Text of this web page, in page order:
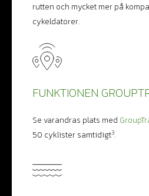
rutten och mycket mer på
cykeldatorer.
FUNKTIONEN
Se varandras plats med
50 cyklister samtidigt3.